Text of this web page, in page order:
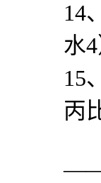
14
水4
15
丙